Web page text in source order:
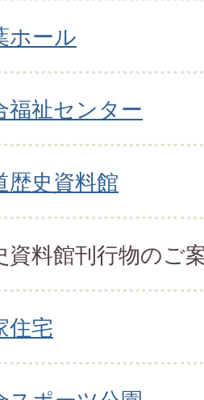
ホール
福祉センター
歴史資料館
資料館刊行物のご
住宅